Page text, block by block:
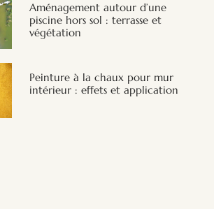
Aménagement autour d’une
piscine hors sol : terrasse et
végétation
Peinture à la chaux pour mur
intérieur : effets et application